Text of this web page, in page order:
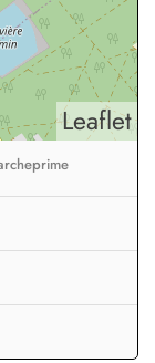
Leaflet